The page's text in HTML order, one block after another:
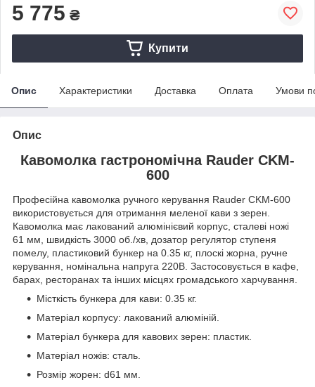
5 775 ₴
Купити
Опис Характеристики Доставка Оплата Умови
Опис
Кавомолка гастрономічна Rauder CKM-
600
Професійна кавомолка ручного керування Rauder CKM-600
використовується для отримання меленої кави з зерен.
Кавомолка має лакований алюмінієвий корпус, сталеві ножі
61 мм, швидкість 3000 об./хв, дозатор регулятор ступеня
помелу, пластиковий бункер на 0.35 кг, плоскі жорна, ручне
керування, номінальна напруга 220B. Застосовується в кафе,
барах, ресторанах та інших місцях громадського харчування.
Місткість бункера для кави: 0.35 кг.
Матеріал корпусу: лакований алюміній.
Матеріал бункера для кавових зерен: пластик.
Матеріал ножів: сталь.
Розмір жорен: d61 мм.